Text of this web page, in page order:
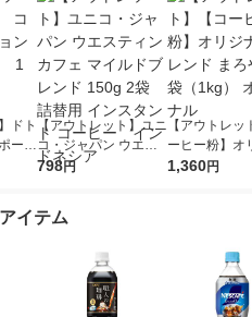
ドト
ーシ
) 1
【アウトレット】ユニ
コ・ジャパン ウエス
ティンカフェ マイル
コーヒー インドネシ
798円
【アウトレッ
ーヒー粉】オ
ブレンド ま
1,360円
イテム